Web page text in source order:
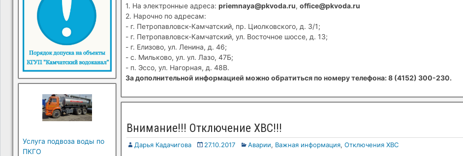
1. На электронные адреса: priemnaya@pkvoda.ru, office@pkvoda.ru
2. Нарочно по адресам:
- г. Петропавловск-Камчатский, пр. Циолковского, д. 3/1;
- г. Петропавловск-Камчатский, ул. Восточное шоссе, д. 13;
- г. Елизово, ул. Ленина, д. 46;
- с. Мильково, ул. ул. Лазо, 47Б;
- п. Эссо, ул. Нагорная, д. 48В.
За дополнительной информацией можно обратиться по номеру телефона: 8 (4152) 300-230.
Внимание!!! Отключение ХВС!!!
Дарья Кадачигова 27.10.2017 Аварии, Важная информация, Отключения ХВС
Услуга подвоза воды по
ПКГО